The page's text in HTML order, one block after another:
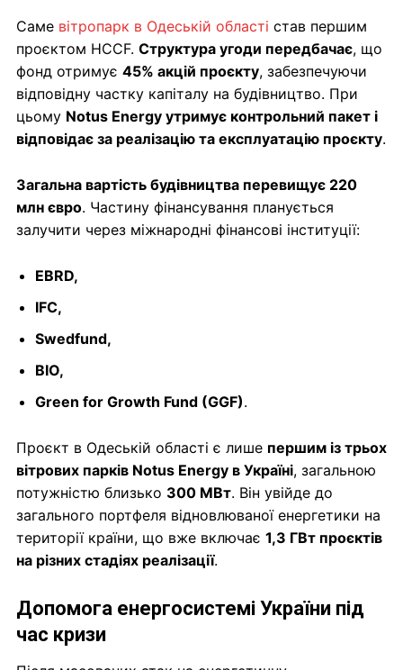
Саме вітропарк в Одеській області став першим
проєктом HCCF. Структура угоди передбачає, що
фонд отримує 45% акцій проєкту, забезпечуючи
відповідну частку капіталу на будівництво. При
цьому Notus Energy утримує контрольний пакет і
відповідає за реалізацію та експлуатацію проєкту.
Загальна вартість будівництва перевищує 220
млн євро. Частину фінансування планується
залучити через міжнародні фінансові інституції:
EBRD,
IFC,
Swedfund,
BIO,
Green for Growth Fund (GGF).
Проєкт в Одеській області є лише першим із трьох
вітрових парків Notus Energy в Україні, загальною
потужністю близько 300 МВт. Він увійде до
загального портфеля відновлюваної енергетики на
території країни, що вже включає 1,3 ГВт проєктів
на різних стадіях реалізації.
Допомога енергосистемі України під
час кризи